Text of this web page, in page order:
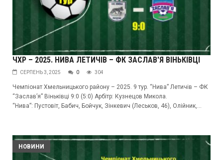
ЧХР – 2025. НИВА ЛЕТИЧІВ – ФК ЗАСЛАВ'Я ВІНЬКІВЦІ
СЕРПЕНЬ 3, 2025 0 304
Чемпіонат Хмельницького району – 2025. 9 тур. “Нива” Летичів – ФК
“Заслав’я” Віньківці 9:0 (5:0) Арбітр: Кузнецов Микола.
“Нива”: Пустовіт, Бабич, Бойчук, Зінкевич (Леськов, 46), Олійник,...
НОВИНИ